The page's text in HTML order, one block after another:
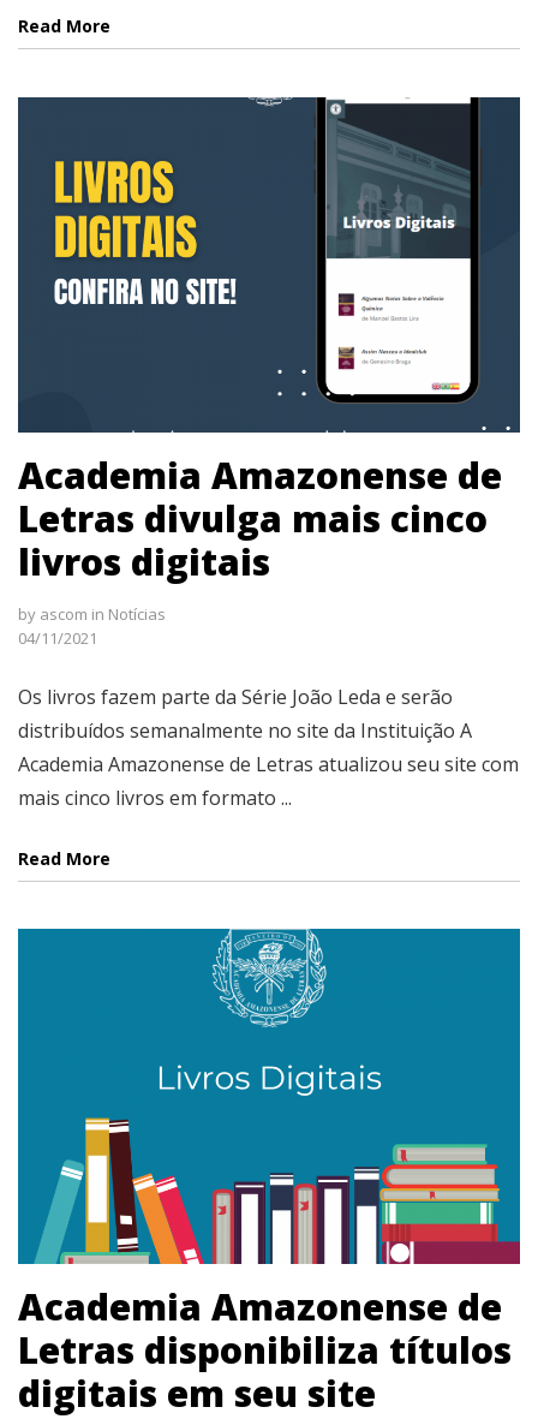
Read More
Academia Amazonense de
Letras divulga mais cinco
livros digitais
by ascom in Notícias
04/11/2021
Os livros fazem parte da Série João Leda e serão
distribuídos semanalmente no site da Instituição A
Academia Amazonense de Letras atualizou seu site com
mais cinco livros em formato ...
Read More
Academia Amazonense de
Letras disponibiliza títulos
digitais em seu site